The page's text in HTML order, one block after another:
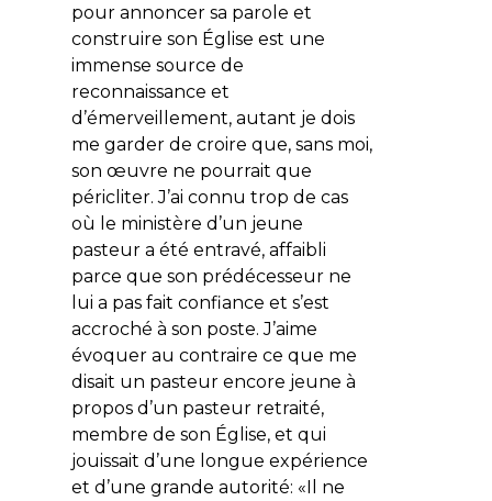
pour annoncer sa parole et
construire son Église est une
immense source de
reconnaissance et
d’émerveillement, autant je dois
me garder de croire que, sans moi,
son œuvre ne pourrait que
péricliter. J’ai connu trop de cas
où le ministère d’un jeune
pasteur a été entravé, affaibli
parce que son prédécesseur ne
lui a pas fait confiance et s’est
accroché à son poste. J’aime
évoquer au contraire ce que me
disait un pasteur encore jeune à
propos d’un pasteur retraité,
membre de son Église, et qui
jouissait d’une longue expérience
et d’une grande autorité: «Il ne